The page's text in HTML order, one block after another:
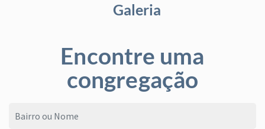
Galeria
Encontre uma
congregação